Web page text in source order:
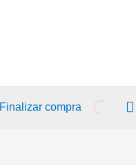
Finalizar compra